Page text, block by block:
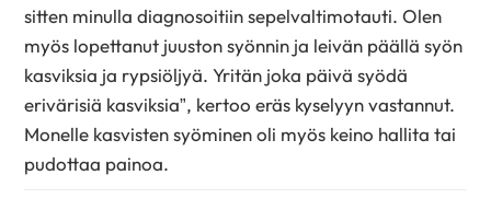
sitten minulla diagnosoitiin sepelvaltimotauti. Olen
myös lopettanut juuston syönnin ja leivän päällä syön
kasviksia ja rypsiöljyä. Yritän joka päivä syödä
erivärisiä kasviksia”, kertoo eräs kyselyyn vastannut.
Monelle kasvisten syöminen oli myös keino hallita tai
pudottaa painoa.